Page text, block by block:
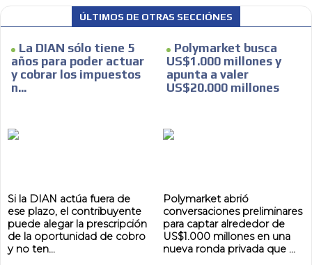
ÚLTIMOS DE OTRAS SECCIÓNES
La DIAN sólo tiene 5
años para poder actuar
y cobrar los impuestos
n...
Si la DIAN actúa fuera de
ese plazo, el contribuyente
puede alegar la prescripción
de la oportunidad de cobro
y no ten...
Polymarket busca
US$1.000 millones y
apunta a valer
US$20.000 millones
Polymarket abrió
conversaciones preliminares
para captar alrededor de
US$1.000 millones en una
nueva ronda privada que ...
ADVERTISEMENT